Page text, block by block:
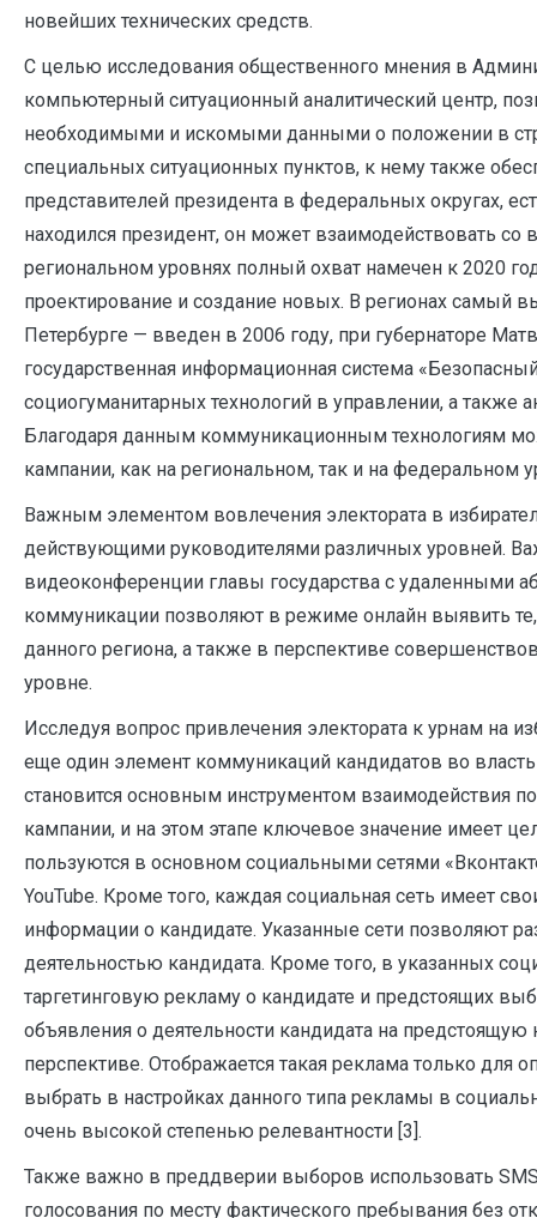
новейших технических средств.
С целью исследования общественного мнения в
компьютерный ситуационный аналитический центр,
необходимыми и искомыми данными о положении в
специальных ситуационных пунктов, к нему также
представителей президента в федеральных округах,
находился президент, он может взаимодействовать
региональном уровнях полный охват намечен к 2020
проектирование и создание новых. В регионах самый
Петербурге — введен в 2006 году, при губернаторе
государственная информационная система
социогуманитарных технологий в управлении, а также
Благодаря данным коммуникационным технологиям
кампании, как на региональном, так и на федеральном
Важным элементом вовлечения электората в
действующими руководителями различных уровней.
видеоконференции главы государства с удаленными
коммуникации позволяют в режиме онлайн выявить
данного региона, а также в перспективе
уровне.
Исследуя вопрос привлечения электората к урнам на
еще один элемент коммуникаций кандидатов во
становится основным инструментом взаимодействия
кампании, и на этом этапе ключевое значение имеет
пользуются в основном социальными сетями
YouTube. Кроме того, каждая социальная сеть имеет
информации о кандидате. Указанные сети позволяют
деятельностью кандидата. Кроме того, в указанных
таргетинговую рекламу о кандидате и предстоящих
объявления о деятельности кандидата на
перспективе. Отображается такая реклама только
выбрать в настройках данного типа рекламы в
очень высокой степенью релевантности [3].
Также важно в преддверии выборов использовать
голосования по месту фактического пребывания без